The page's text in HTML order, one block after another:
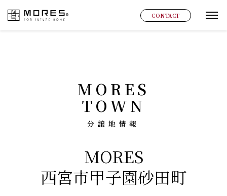
MORES CONTACT グ
MORES
TOWN
分譲地情報
MORES
西宮市甲子園砂田町